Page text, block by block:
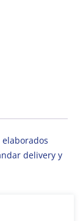
delivery y